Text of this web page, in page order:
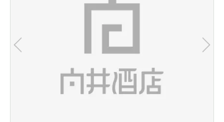
お気に入り機能の活用方法
会社情報